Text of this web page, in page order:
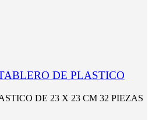
DE PLASTICO
DE 23 X 23 CM 32 PIEZAS